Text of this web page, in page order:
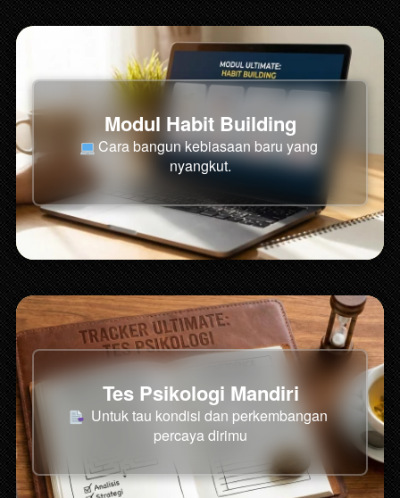
Modul Habit Building
Cara bangun kebiasaan baru yang
nyangkut.
Tes Psikologi Mandiri
Untuk tau kondisi dan perkembangan
percaya dirimu